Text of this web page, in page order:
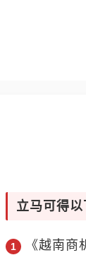
立马可得以
《越南商